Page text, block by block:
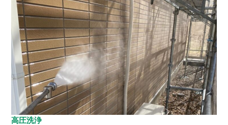
高圧洗浄